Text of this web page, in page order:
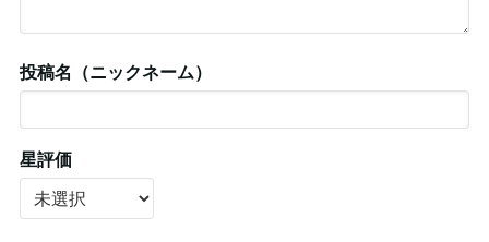
投稿名（ニックネーム）
星評価